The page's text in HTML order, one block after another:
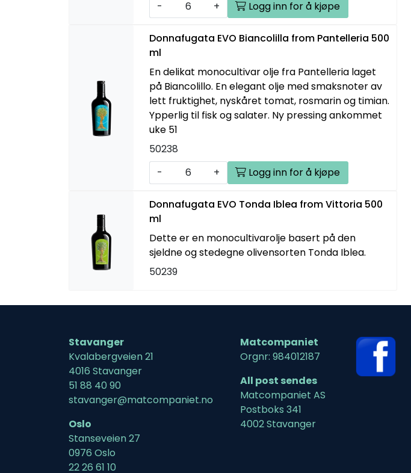
-
+ Logg inn for å kjøpe
Donnafugata EVO Biancolilla from Pantelleria 500
ml
En delikat monocultivar olje fra Pantelleria laget
på Biancolillo. En elegant olje med smaksnoter av
lett fruktighet, nyskåret tomat, rosmarin og timian.
Ypperlig til fisk og salater. Ny pressing ankommet
uke 51
50238
-
+ Logg inn for å kjøpe
Donnafugata EVO Tonda Iblea from Vittoria 500
ml
Dette er en monocultivarolje basert på den
sjeldne og stedegne olivensorten Tonda Iblea.
50239
Stavanger
Kvalabergveien 21
4016 Stavanger
51 88 40 90
stavanger@matcompaniet.no
Oslo
Stanseveien 27
0976 Oslo
22 26 61 10
Matcompaniet
Orgnr: 984012187
All post sendes
Matcompaniet AS
Postboks 341
4002 Stavanger